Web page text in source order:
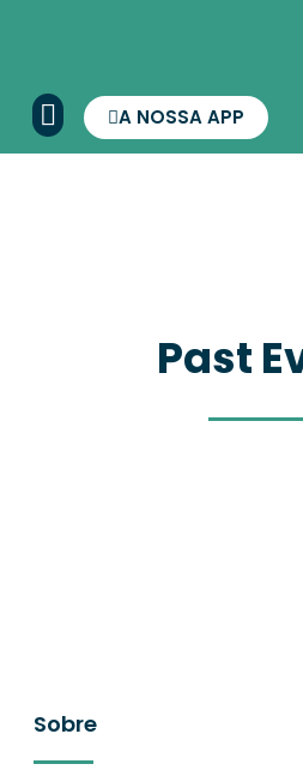
A NOSSA APP
Past
Sobre